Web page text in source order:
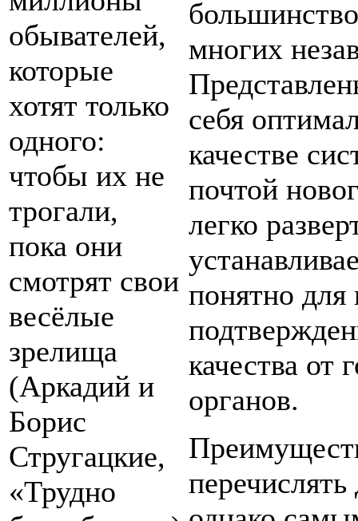
обывателей,
которые
хотят только
одного:
чтобы их не
трогали,
пока они
смотрят свои
весёлые
зрелища
(Аркадий и
Борис
Стругацкие,
«Трудно
многих
себя
качестве
почтой
легко
понятно для
качества от
органов.